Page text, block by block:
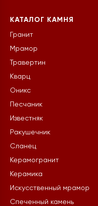
КАТАЛОГ КАМНЯ
Гранит
Мрамор
Травертин
Кварц
Оникс
Песчаник
Известняк
Ракушечник
Сланец
Керамогранит
Керамика
Искусственный мрамор
Спеченный камень